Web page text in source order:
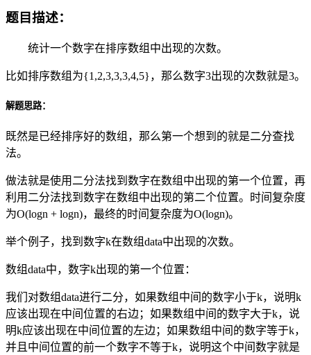
题目描述：
统计一个数字在排序数组中出现的次数。
比如排序数组为{1,2,3,3,3,4,5}，那么数字3出现的次数就是3。
解题思路：
既然是已经排序好的数组，那么第一个想到的就是二分查找
法。
做法就是使用二分法找到数字在数组中出现的第一个位置，再
利用二分法找到数字在数组中出现的第二个位置。时间复杂度
为O(logn + logn)，最终的时间复杂度为O(logn)。
举个例子，找到数字k在数组data中出现的次数。
数组data中，数字k出现的第一个位置：
我们对数组data进行二分，如果数组中间的数字小于k，说明k
应该出现在中间位置的右边；如果数组中间的数字大于k，说
明k应该出现在中间位置的左边；如果数组中间的数字等于k，
并且中间位置的前一个数字不等于k，说明这个中间数字就是